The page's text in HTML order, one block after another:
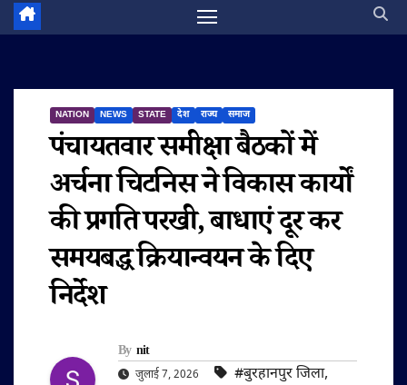
NATION NEWS STATE देश राज्य समाज
पंचायतवार समीक्षा बैठकों में
अर्चना चिटनिस ने विकास कार्यों
की प्रगति परखी, बाधाएं दूर कर
समयबद्ध क्रियान्वयन के दिए
निर्देश
By nit
जुलाई 7, 2026 #बुरहानपुर जिला,